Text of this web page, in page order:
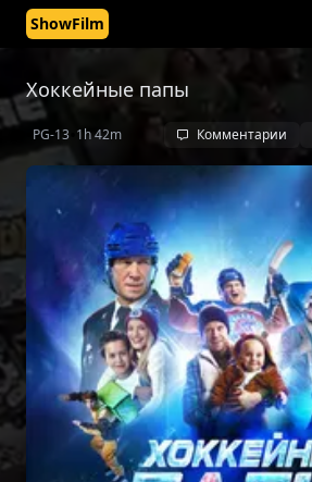
ShowFilm
Хоккейные папы
PG-13 1h 42m Комментарии